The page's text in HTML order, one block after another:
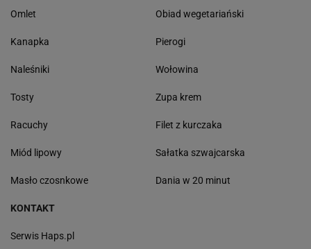
Omlet
Kanapka
Naleśniki
Tosty
Racuchy
Miód lipowy
Masło czosnkowe
Obiad wegetariański
Pierogi
Wołowina
Zupa krem
Filet z kurczaka
Sałatka szwajcarska
Dania w 20 minut
KONTAKT
Serwis Haps.pl